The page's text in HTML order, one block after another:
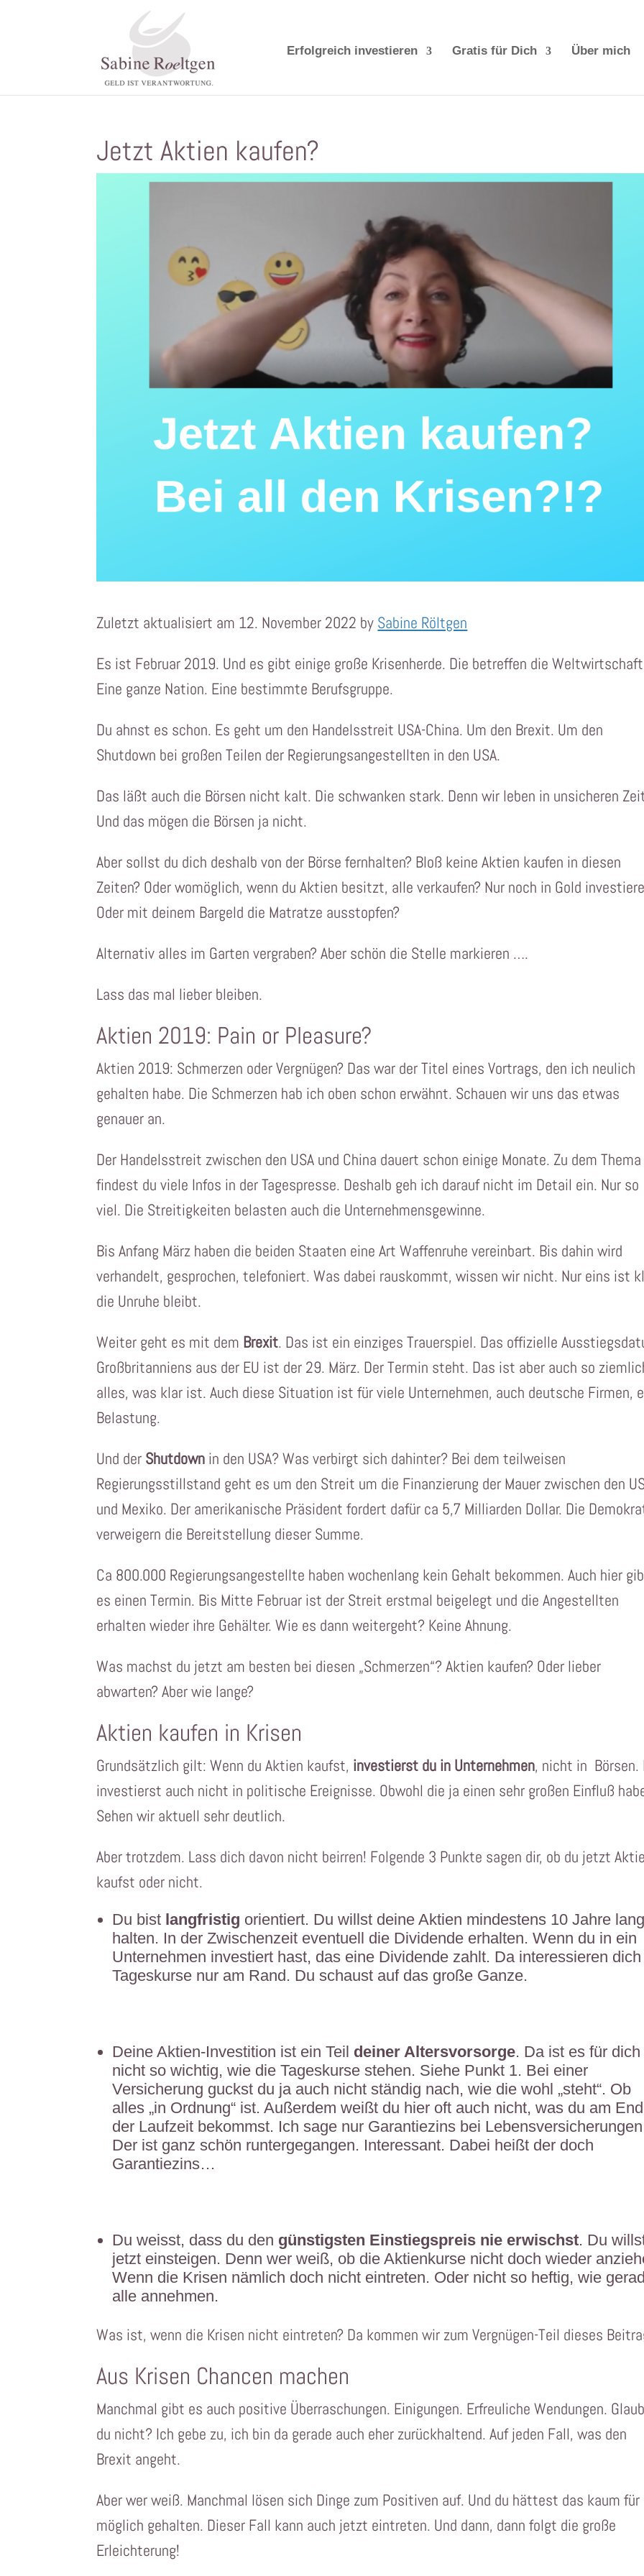
Erfolgreich investieren Gratis für Dich Über mich
Jetzt Aktien kaufen?
Zuletzt aktualisiert am 12. November 2022 by Sabine Röltgen
Es ist Februar 2019. Und es gibt einige große Krisenherde. Die betreffen die
Eine ganze Nation. Eine bestimmte Berufsgruppe.
Du ahnst es schon. Es geht um den Handelsstreit USA-China. Um den Brexit. Um den
Shutdown bei großen Teilen der Regierungsangestellten in den USA.
Das läßt auch die Börsen nicht kalt. Die schwanken stark. Denn wir leben in unsicheren
Und das mögen die Börsen ja nicht.
Aber sollst du dich deshalb von der Börse fernhalten? Bloß keine Aktien kaufen in diesen
Zeiten? Oder womöglich, wenn du Aktien besitzt, alle verkaufen? Nur noch in Gold
Oder mit deinem Bargeld die Matratze ausstopfen?
Alternativ alles im Garten vergraben? Aber schön die Stelle markieren ….
Lass das mal lieber bleiben.
Aktien 2019: Pain or Pleasure?
Aktien 2019: Schmerzen oder Vergnügen? Das war der Titel eines Vortrags, den ich neulich
gehalten habe. Die Schmerzen hab ich oben schon erwähnt. Schauen wir uns das etwas
genauer an.
Der Handelsstreit zwischen den USA und China dauert schon einige Monate. Zu dem Thema
findest du viele Infos in der Tagespresse. Deshalb geh ich darauf nicht im Detail ein. Nur so
viel. Die Streitigkeiten belasten auch die Unternehmensgewinne.
Bis Anfang März haben die beiden Staaten eine Art Waffenruhe vereinbart. Bis dahin wird
verhandelt, gesprochen, telefoniert. Was dabei rauskommt, wissen wir nicht. Nur eins ist
die Unruhe bleibt.
Weiter geht es mit dem Brexit. Das ist ein einziges Trauerspiel. Das offizielle
Großbritanniens aus der EU ist der 29. März. Der Termin steht. Das ist aber auch so
alles, was klar ist. Auch diese Situation ist für viele Unternehmen, auch deutsche Firmen,
Belastung.
Und der Shutdown in den USA? Was verbirgt sich dahinter? Bei dem teilweisen
Regierungsstillstand geht es um den Streit um die Finanzierung der Mauer zwischen den
und Mexiko. Der amerikanische Präsident fordert dafür ca 5,7 Milliarden Dollar. Die
verweigern die Bereitstellung dieser Summe.
Ca 800.000 Regierungsangestellte haben wochenlang kein Gehalt bekommen. Auch hier
es einen Termin. Bis Mitte Februar ist der Streit erstmal beigelegt und die Angestellten
erhalten wieder ihre Gehälter. Wie es dann weitergeht? Keine Ahnung.
Was machst du jetzt am besten bei diesen „Schmerzen“? Aktien kaufen? Oder lieber
abwarten? Aber wie lange?
Aktien kaufen in Krisen
Grundsätzlich gilt: Wenn du Aktien kaufst, investierst du in Unternehmen, nicht in Börsen.
investierst auch nicht in politische Ereignisse. Obwohl die ja einen sehr großen Einfluß
Sehen wir aktuell sehr deutlich.
Aber trotzdem. Lass dich davon nicht beirren! Folgende 3 Punkte sagen dir, ob du jetzt
kaufst oder nicht.
Du bist langfristig orientiert. Du willst deine Aktien mindestens 10 Jahre
halten. In der Zwischenzeit eventuell die Dividende erhalten. Wenn du in ein
Unternehmen investiert hast, das eine Dividende zahlt. Da interessieren dich
Tageskurse nur am Rand. Du schaust auf das große Ganze.
Deine Aktien-Investition ist ein Teil deiner Altersvorsorge. Da ist es für dich
nicht so wichtig, wie die Tageskurse stehen. Siehe Punkt 1. Bei einer
Versicherung guckst du ja auch nicht ständig nach, wie die wohl „steht“. Ob
alles „in Ordnung“ ist. Außerdem weißt du hier oft auch nicht, was du am
der Laufzeit bekommst. Ich sage nur Garantiezins bei
Der ist ganz schön runtergegangen. Interessant. Dabei heißt der doch
Garantiezins…
Du weisst, dass du den günstigsten Einstiegspreis nie erwischst. Du
jetzt einsteigen. Denn wer weiß, ob die Aktienkurse nicht doch wieder
Wenn die Krisen nämlich doch nicht eintreten. Oder nicht so heftig, wie
alle annehmen.
Was ist, wenn die Krisen nicht eintreten? Da kommen wir zum Vergnügen-Teil dieses
Aus Krisen Chancen machen
Manchmal gibt es auch positive Überraschungen. Einigungen. Erfreuliche Wendungen.
du nicht? Ich gebe zu, ich bin da gerade auch eher zurückhaltend. Auf jeden Fall, was den
Brexit angeht.
Aber wer weiß. Manchmal lösen sich Dinge zum Positiven auf. Und du hättest das kaum für
möglich gehalten. Dieser Fall kann auch jetzt eintreten. Und dann, dann folgt die große
Erleichterung!